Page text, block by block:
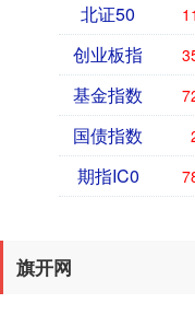
北证50
创业板指
基金指数
国债指数
期指IC0
旗开网